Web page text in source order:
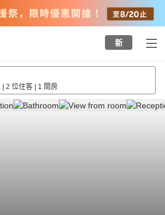
新
| 2 位住客 | 1 間房